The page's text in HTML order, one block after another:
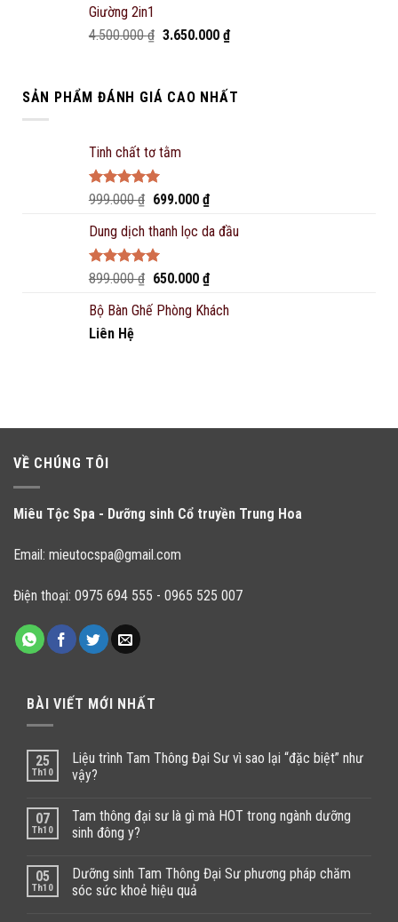
was:
899.000 ₫.650.000 ₫.
Giường 2in1
4.500.000₫ Original
4.500.000 ₫.
3.650.000 ₫Current
3.650.000 ₫.
SẢN PHẨM ĐÁNH GIÁ CAO NHẤT
Tinh chất tơ tằm
Rated5.00
out of 5
999.000₫ Original
was:
999.000 ₫.
699.000 ₫Current
is:
Dung dịch thanh lọc da đầu
Rated5.00
out of 5
899.000₫ Original
was:
650.000 ₫Current
is:
Bộ Bàn Ghế Phòng Khách
Liên Hệ
VỀ CHÚNG TÔI
Miêu Tộc Spa - Dưỡng sinh Cổ truyền Trung Hoa
Email: mieutocspa@gmail.com
Điện thoại: 0975 694 555 - 0965 525 007
BÀI VIẾT MỚI NHẤT
25
Th10
Liệu trình Tam Thông Đại Sư vì sao lại “đặc biệt” như
vậy?
07
Th10
Tam thông đại sư là gì mà HOT trong ngành dưỡng
sinh đông y?
05
Th10
Dưỡng sinh Tam Thông Đại Sư phương pháp chăm
sóc sức khoẻ hiệu quả